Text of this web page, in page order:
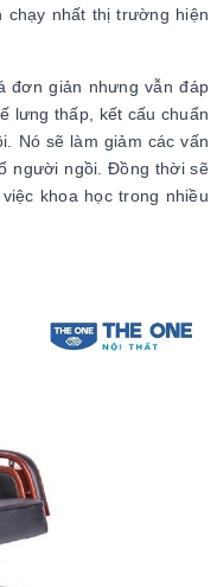
chạy nhất thị trường hiện
đơn giản nhưng vẫn đáp
lưng thấp, kết cấu chuẩn
Nó sẽ làm giảm các vấn
người ngồi. Đồng thời sẽ
khoa học trong nhiều